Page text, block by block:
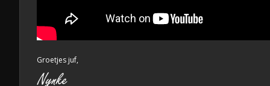
Groetjes juf,